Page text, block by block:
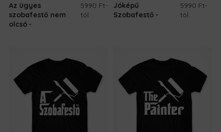
Az ügyes
szobafestő nem
olcsó
5990 Ft-
tól
Jóképű
Szobafestő
5990 Ft-
tól